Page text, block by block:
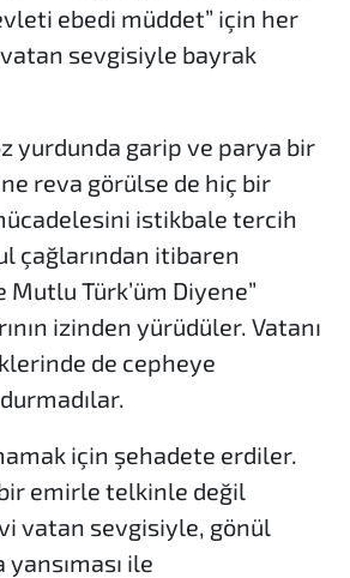
ebedi müddet” için her
vatan sevgisiyle bayrak
yurdunda garip ve parya bir
reva görülse de hiç bir
istikbale tercih
çağlarından itibaren
Mutlu Türk’üm Diyene”
izinden yürüdüler. Vatanı
de cepheye
için şehadete erdiler.
emirle telkinle değil
vatan sevgisiyle, gönül
yansıması ile